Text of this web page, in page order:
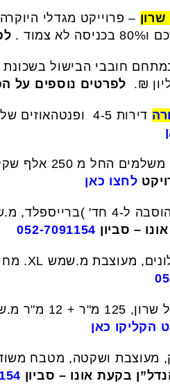
חובבי הבישול בשכונת
לפרטים נוספים על
– משלמים
לחצו כאן
– סביון 052-7091154
הקליקו כאן
בקעת אונו – סביון